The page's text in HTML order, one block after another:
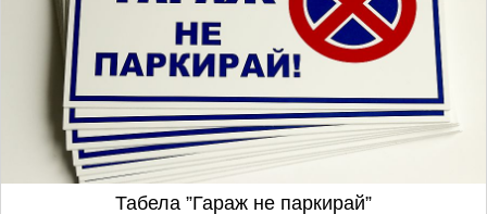
табела, метална, внимание, под, обектът,
задължително, наредба, информация
Табела ”Гараж не паркирай”